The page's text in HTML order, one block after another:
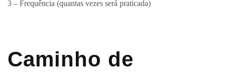
3 – Frequência (quantas vezes será praticada)
Caminho de